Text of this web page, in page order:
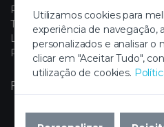
Utilizamos cookies para
experiência de navegação,
personalizados e analisar o
clicar em "Aceitar Tudo",
utilização de cookies.
Política de Privacidade
Termos e Condições
Livro de Reclamações Eletrónico
Painel de Cookies
FIQUE A PAR DAS